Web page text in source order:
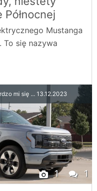
Mustanga
się nazywa
1 1
mi się ... 13.12.2023